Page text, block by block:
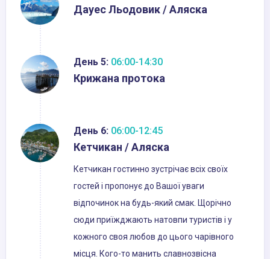
Дауес Льодовик / Аляска
День 5: 06:00-14:30
Крижана протока
День 6: 06:00-12:45
Кетчикан / Аляска
Кетчикан гостинно зустрічає всіх своїх
гостей і пропонує до Вашої уваги
відпочинок на будь-який смак. Щорічно
сюди приїжджають натовпи туристів і у
кожного своя любов до цього чарівного
місця. Кого-то манить славнозвісна